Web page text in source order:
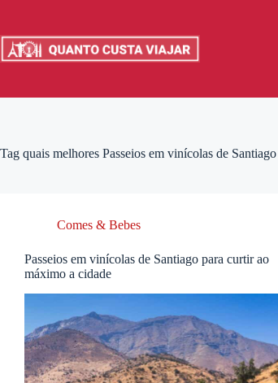
o
conteúdo
Tag quais melhores Passeios em vinícolas de Santiago
Comes & Bebes
Passeios em vinícolas de Santiago para curtir ao
máximo a cidade